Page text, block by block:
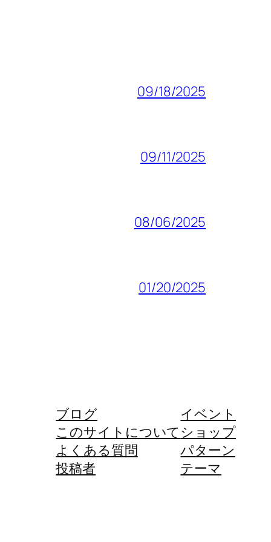
09/18/2025
09/11/2025
08/06/2025
01/20/2025
ブログ
このサイトについて
よくある質問
投稿者
イベント
ショップ
パターン
テーマ